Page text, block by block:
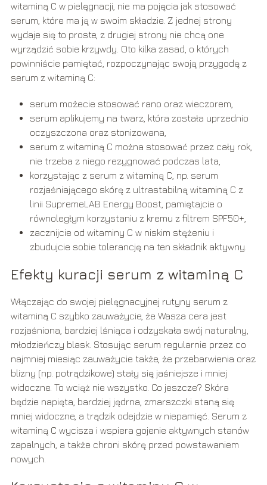
witaminą C w pielęgnacji, nie ma pojęcia jak stosować
serum, które ma ją w swoim składzie. Z jednej strony
wydaje się to proste, z drugiej strony nie chcą one
wyrządzić sobie krzywdy. Oto kilka zasad, o których
powinniście pamiętać, rozpoczynając swoją przygodę z
serum z witaminą C:
serum możecie stosować rano oraz wieczorem,
serum aplikujemy na twarz, która została uprzednio
oczyszczona oraz stonizowana,
serum z witaminą C można stosować przez cały rok,
nie trzeba z niego rezygnować podczas lata,
korzystając z serum z witaminą C, np. serum
rozjaśniającego skórę z ultrastabilną witaminą C z
linii SupremeLAB Energy Boost, pamiętajcie o
równoległym korzystaniu z kremu z filtrem SPF50+,
zacznijcie od witaminy C w niskim stężeniu i
zbudujcie sobie tolerancję na ten składnik aktywny.
Efekty kuracji serum z witaminą C
Włączając do swojej pielęgnacyjnej rutyny serum z
witaminą C szybko zauważycie, że Wasza cera jest
rozjaśniona, bardziej lśniąca i odzyskała swój naturalny,
młodzieńczy blask. Stosując serum regularnie przez co
najmniej miesiąc zauważycie także, że przebarwienia oraz
blizny (np. potrądzikowe) stały się jaśniejsze i mniej
widoczne. To wciąż nie wszystko. Co jeszcze? Skóra
będzie napięta, bardziej jędrna, zmarszczki staną się
mniej widoczne, a trądzik odejdzie w niepamięć. Serum z
witaminą C wycisza i wspiera gojenie aktywnych stanów
zapalnych, a także chroni skórę przed powstawaniem
nowych.